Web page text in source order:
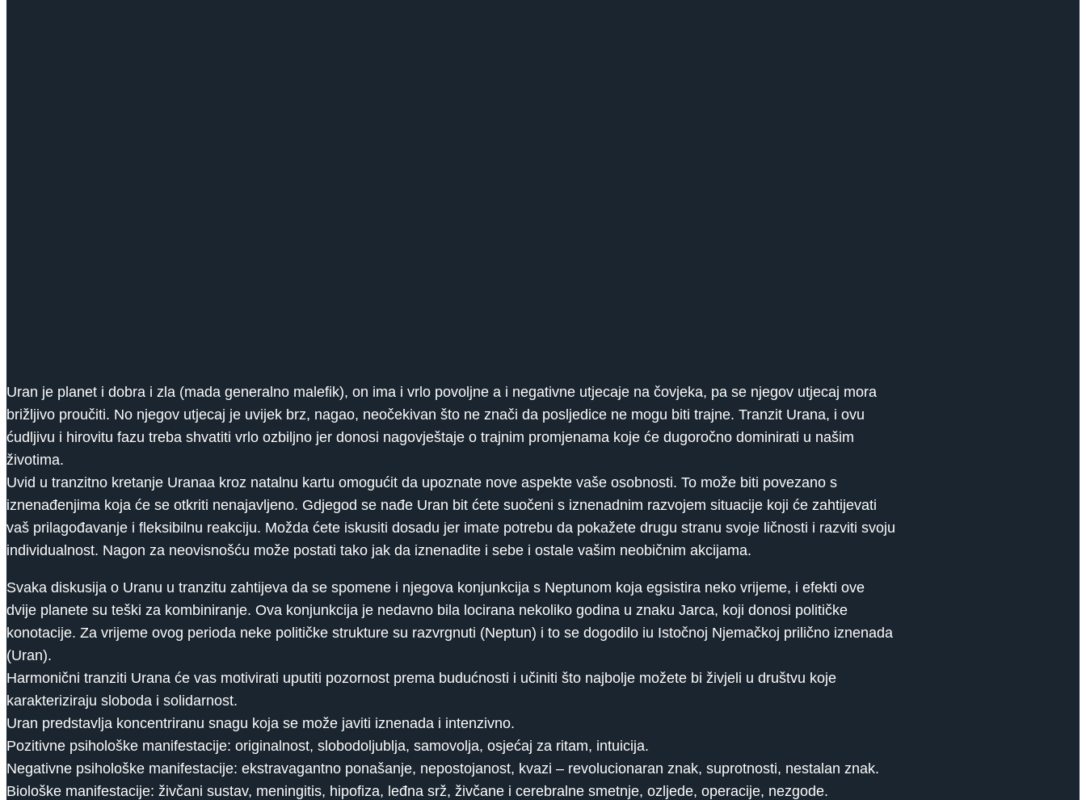
Uran je planet i dobra i zla (mada generalno malefik), on ima i vrlo povoljne a i negativne utjecaje na čovjeka, pa se njegov utjecaj mora
brižljivo proučiti. No njegov utjecaj je uvijek brz, nagao, neočekivan što ne znači da posljedice ne mogu biti trajne. Tranzit Urana, i ovu
ćudljivu i hirovitu fazu treba shvatiti vrlo ozbiljno jer donosi nagovještaje o trajnim promjenama koje će dugoročno dominirati u našim
životima.
Uvid u tranzitno kretanje Uranaa kroz natalnu kartu omogućit da upoznate nove aspekte vaše osobnosti. To može biti povezano s
iznenađenjima koja će se otkriti nenajavljeno. Gdjegod se nađe Uran bit ćete suočeni s iznenadnim razvojem situacije koji će zahtijevati
vaš prilagođavanje i fleksibilnu reakciju. Možda ćete iskusiti dosadu jer imate potrebu da pokažete drugu stranu svoje ličnosti i razviti svoju
individualnost. Nagon za neovisnošću može postati tako jak da iznenadite i sebe i ostale vašim neobičnim akcijama.
Svaka diskusija o Uranu u tranzitu zahtijeva da se spomene i njegova konjunkcija s Neptunom koja egsistira neko vrijeme, i efekti ove
dvije planete su teški za kombiniranje. Ova konjunkcija je nedavno bila locirana nekoliko godina u znaku Jarca, koji donosi političke
konotacije. Za vrijeme ovog perioda neke političke strukture su razvrgnuti (Neptun) i to se dogodilo iu Istočnoj Njemačkoj prilično iznenada
(Uran).
Harmonični tranziti Urana će vas motivirati uputiti pozornost prema budućnosti i učiniti što najbolje možete bi živjeli u društvu koje
karakteriziraju sloboda i solidarnost.
Uran predstavlja koncentriranu snagu koja se može javiti iznenada i intenzivno.
Pozitivne psihološke manifestacije: originalnost, slobodoljublja, samovolja, osjećaj za ritam, intuicija.
Negativne psihološke manifestacije: ekstravagantno ponašanje, nepostojanost, kvazi – revolucionaran znak, suprotnosti, nestalan znak.
Biološke manifestacije: živčani sustav, meningitis, hipofiza, leđna srž, živčane i cerebralne smetnje, ozljede, operacije, nezgode.